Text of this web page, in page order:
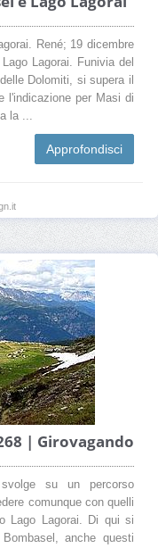
René; 19 dicembre
Lagorai. Funivia del
Dolomiti, si supera il
l'indicazione per Masi di
la ...
Approfondisci
| Girovagando
su un percorso
comunque con quelli
Lago Lagorai. Di qui si
anche questi